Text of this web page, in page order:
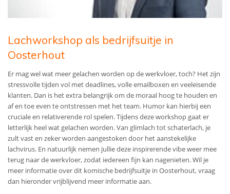
Lachworkshop als bedrijfsuitje in
Oosterhout
Er mag wel wat meer gelachen worden op de werkvloer, toch? Het zijn
stressvolle tijden vol met deadlines, volle emailboxen en veeleisende
klanten. Dan is het extra belangrijk om de moraal hoog te houden en
af en toe even te ontstressen met het team. Humor kan hierbij een
cruciale en relativerende rol spelen. Tijdens deze workshop gaat er
letterlijk heel wat gelachen worden. Van glimlach tot schaterlach, je
zult vast en zeker worden aangestoken door het aanstekelijke
lachvirus. En natuurlijk nemen jullie deze inspirerende vibe weer mee
terug naar de werkvloer, zodat iedereen fijn kan nagenieten. Wil je
meer informatie over dit komische bedrijfsuitje in Oosterhout, vraag
dan hieronder vrijblijvend meer informatie aan.